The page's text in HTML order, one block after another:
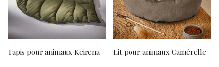
Tapis pour animaux Keirena Lit pour animaux Camérelle